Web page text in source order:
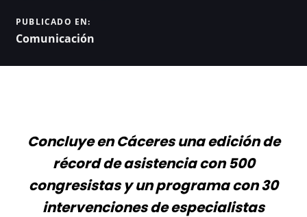
PUBLICADO EN:
Comunicación
Concluye en Cáceres una edición de
récord de asistencia con 500
congresistas y un programa con 30
intervenciones de especialistas